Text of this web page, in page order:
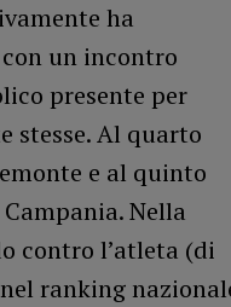
ha
un incontro
presente per
stesse. Al quarto
e al quinto
Nella
contro l’atleta (di
ranking